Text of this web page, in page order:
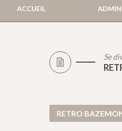
ACCUEIL
Se
RETRO